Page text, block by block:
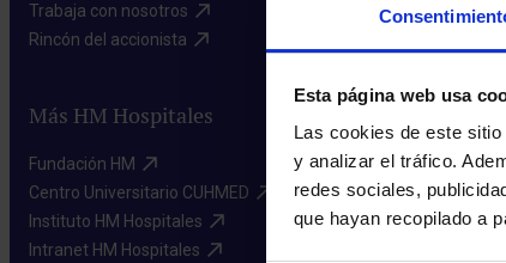
Esta página web usa
Las cookies de este
y analizar el tráfico.
redes sociales,
que hayan recopilado a
Trabaja con nosotros​
Rincón del accionista​
Más HM Hospitales
Fundación HM​
Centro Universitario CUHMED​
Instituto HM Hospitales​
Intranet HM Hospitales​